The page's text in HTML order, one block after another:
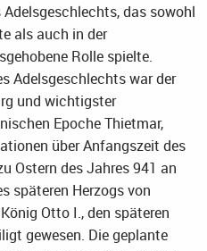
das sowohl
als auch in der
Rolle spielte.
Adelsgeschlechts war der
und wichtigster
Epoche Thietmar,
über Anfangszeit des
Ostern des Jahres 941 an
späteren Herzogs von
Otto I., den späteren
gewesen. Die geplante